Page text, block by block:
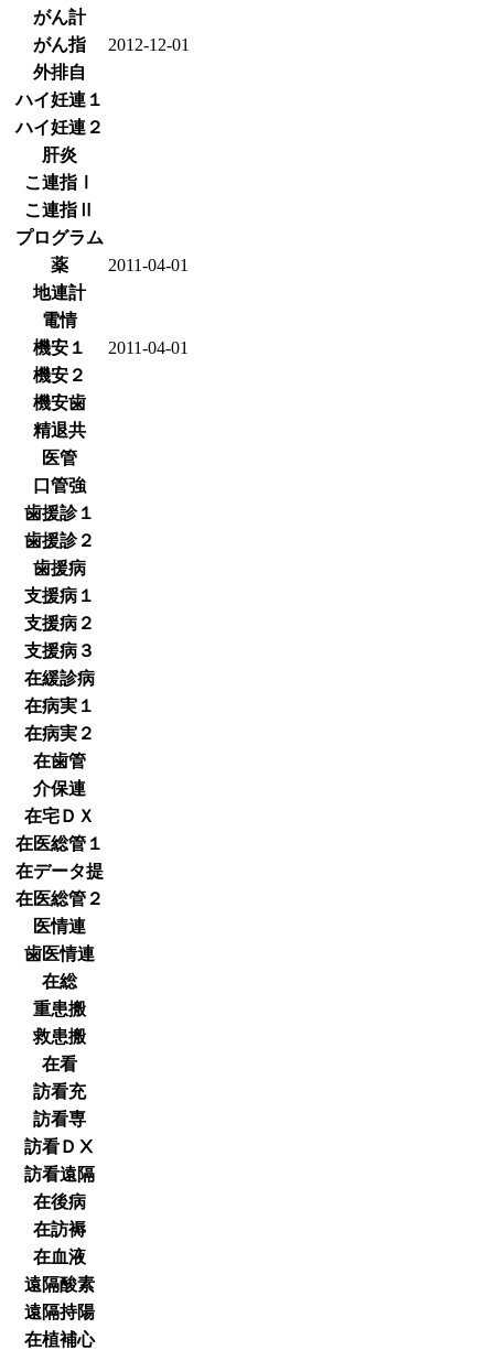
がん計
がん指
2012-12-01
外排自
ハイ妊連１
ハイ妊連２
肝炎
こ連指Ⅰ
こ連指Ⅱ
プログラム
薬
2011-04-01
地連計
電情
機安１
2011-04-01
機安２
機安歯
精退共
医管
口管強
歯援診１
歯援診２
歯援病
支援病１
支援病２
支援病３
在緩診病
在病実１
在病実２
在歯管
介保連
在宅ＤＸ
在医総管１
在データ提
在医総管２
医情連
歯医情連
在総
重患搬
救患搬
在看
訪看充
訪看専
訪看ＤⅩ
訪看遠隔
在後病
在訪褥
在血液
遠隔酸素
遠隔持陽
在植補心